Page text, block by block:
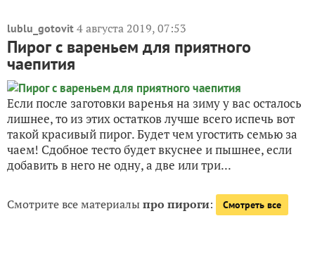
lublu_gotovit 4 августа 2019, 07:53
Пирог с вареньем для приятного
чаепития
Если после заготовки варенья на зиму у вас осталось
лишнее, то из этих остатков лучше всего испечь вот
такой красивый пирог. Будет чем угостить семью за
чаем! Сдобное тесто будет вкуснее и пышнее, если
добавить в него не одну, а две или три...
Смотрите все материалыпро пироги: Смотреть все